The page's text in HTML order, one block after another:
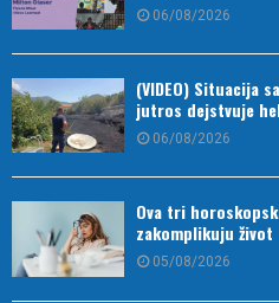
06/08/2026
(VIDEO) Situacija
jutros dejstvuje
06/08/2026
Ova tri
zakomplikuju život
05/08/2026